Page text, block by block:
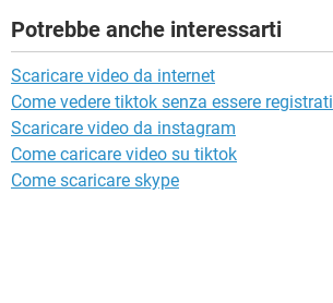
Potrebbe anche interessarti
Scaricare video da internet
Come vedere tiktok senza essere registrati
Scaricare video da instagram
Come caricare video su tiktok
Come scaricare skype